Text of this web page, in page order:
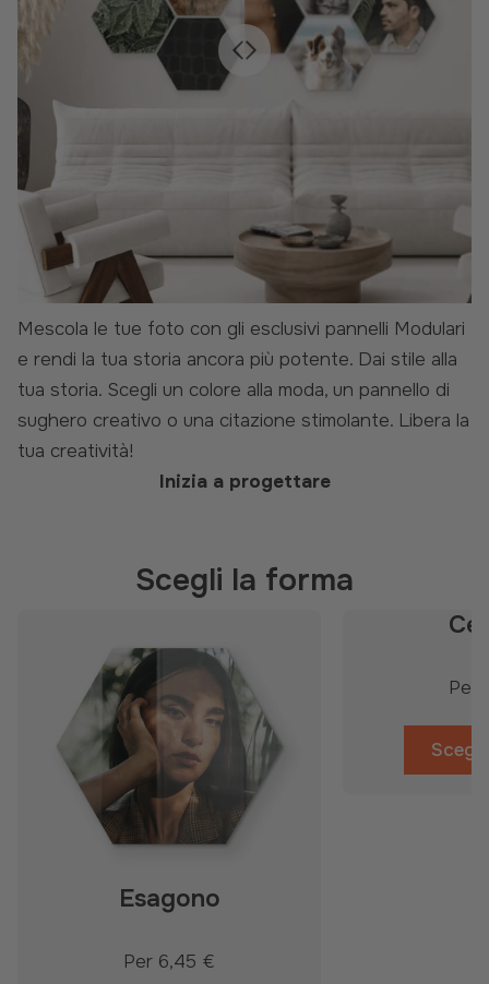
Mescola le tue foto con gli esclusivi pannelli Modulari
e rendi la tua storia ancora più potente. Dai stile alla
tua storia. Scegli un colore alla moda, un pannello di
sughero creativo o una citazione stimolante. Libera la
tua creatività!
Inizia a progettare
Scegli la forma
Esagono
Per 6,45 €
Per